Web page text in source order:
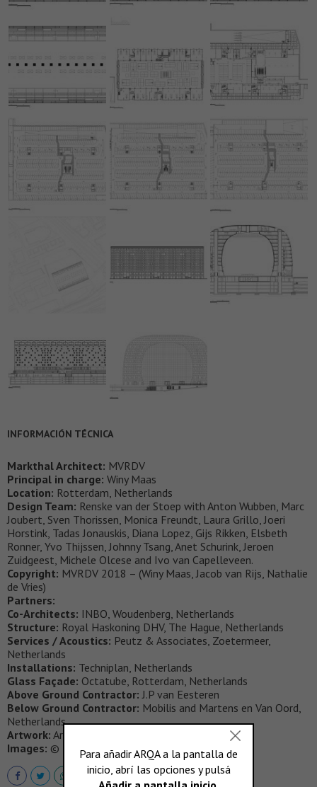
INFORMACIÓN TÉCNICA
Markthal Architect: MVRDV
Principal in charge: Winy Maas
Location: Rotterdam, Netherlands
Design Team: Renske van der Stoep with Anton Wubben, Marc
Joubert, Sven Thorissen, Monica Freundt, Laura Grillo, Joeri
Horstink, Tadas Jonauskis, Diana Lopez, Gijs Rikken, Elsbeth
Ronner, Yvo Thijssen, Johnny Tsang, Anet Schurink, Jeroen
Zuidgeest, Michele Olcese and Ivo van Capelleveen.
Copyright: MVRDV 2018 – (Winy Maas, Jacob van Rijs, Nathalie
de Vries)
Partners:
Co-Architects: INBO, Woudenberg, Netherlands
Structure: Royal Haskoning DHV, The Hague, Netherlands
Services / Acoustics: Peutz & Associates, Zoetermeer,
Netherlands
Installations: Techniplan, Netherlands
Glass Façade: Octatube, Rotterdam, Netherlands
Above Ground Contractor: J.P van Eesteren
Below Ground Contractor: Mobilis and Martens en Van Oord,
Netherlands
Artwork: Arno Coenen and Iris Roskam.
Images: © Daria Scagliola & Stijn Brakkee